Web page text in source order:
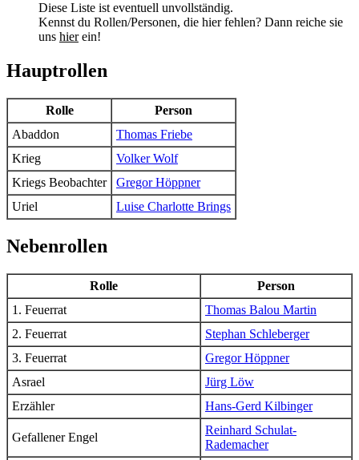
Diese Liste ist eventuell unvollständig.
Kennst du Rollen/Personen, die hier fehlen? Dann reiche sie
uns hierein!
Hauptrollen
Rolle
Person
Abaddon
Thomas Friebe
Krieg
Volker Wolf
Kriegs Beobachter
Gregor Höppner
Uriel
Luise Charlotte Brings
Nebenrollen
Rolle
Person
1. Feuerrat
Thomas Balou Martin
2. Feuerrat
Stephan Schleberger
3. Feuerrat
Gregor Höppner
Asrael
Jürg Löw
Erzähler
Hans-Gerd Kilbinger
Gefallener Engel
Reinhard Schulat-
Rademacher